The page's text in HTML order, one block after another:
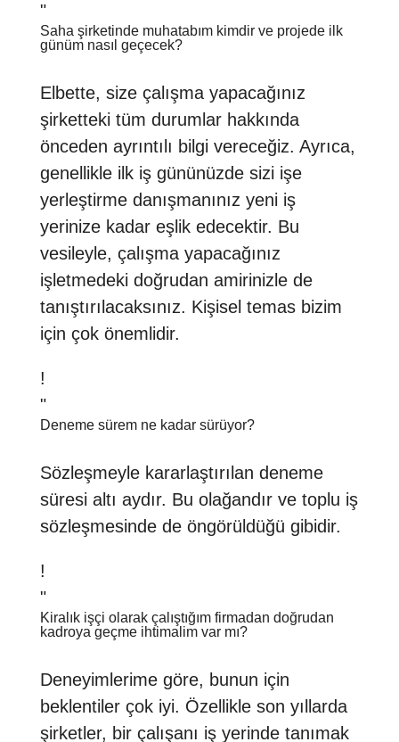
"
Saha şirketinde muhatabım kimdir ve projede ilk
günüm nasıl geçecek?
Elbette, size çalışma yapacağınız
şirketteki tüm durumlar hakkında
önceden ayrıntılı bilgi vereceğiz. Ayrıca,
genellikle ilk iş gününüzde sizi işe
yerleştirme danışmanınız yeni iş
yerinize kadar eşlik edecektir. Bu
vesileyle, çalışma yapacağınız
işletmedeki doğrudan amirinizle de
tanıştırılacaksınız. Kişisel temas bizim
için çok önemlidir.
!
"
Deneme sürem ne kadar sürüyor?
Sözleşmeyle kararlaştırılan deneme
süresi altı aydır. Bu olağandır ve toplu iş
sözleşmesinde de öngörüldüğü gibidir.
!
"
Kiralık işçi olarak çalıştığım firmadan doğrudan
kadroya geçme ihtimalim var mı?
Deneyimlerime göre, bunun için
beklentiler çok iyi. Özellikle son yıllarda
şirketler, bir çalışanı iş yerinde tanımak